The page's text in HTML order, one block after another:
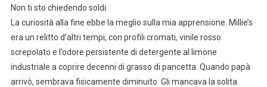
Non ti sto chiedendo soldi.
La curiosità alla fine ebbe la meglio sulla mia apprensione. Millie’s
era un relitto d’altri tempi, con profili cromati, vinile rosso
screpolato e l’odore persistente di detergente al limone
industriale a coprire decenni di grasso di pancetta. Quando papà
arrivò, sembrava fisicamente diminuito. Gli mancava la solita